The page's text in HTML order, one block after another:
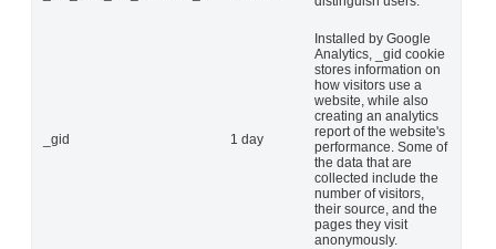
_gid 1 day
Installed by Google
Analytics, _gid cookie
stores information on
how visitors use a
website, while also
creating an analytics
report of the website's
performance. Some of
the data that are
collected include the
number of visitors,
their source, and the
pages they visit
anonymously.